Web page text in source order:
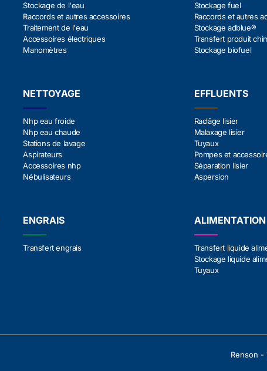
Stockage de l'eau
Raccords et autres accessoires
Traitement de l'eau
Accessoires électriques
Manomètres
Stockage fuel
Raccords et autres
Stockage adblue®
Transfert produit
Stockage biofuel
NETTOYAGE
Nhp eau froide
Nhp eau chaude
Stations de lavage
Aspirateurs
Accessoires nhp
Nébulisateurs
EFFLUENTS
Raclâge lisier
Malaxage lisier
Tuyaux
Pompes et
Séparation lisier
Aspersion
ENGRAIS
Transfert engrais
ALIMENTATION
Transfert liquide
Stockage liquide
Tuyaux
Renson -